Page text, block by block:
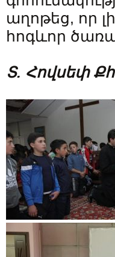
աղոթեց, որ
հոգևոր
Տ. Հովսեփ